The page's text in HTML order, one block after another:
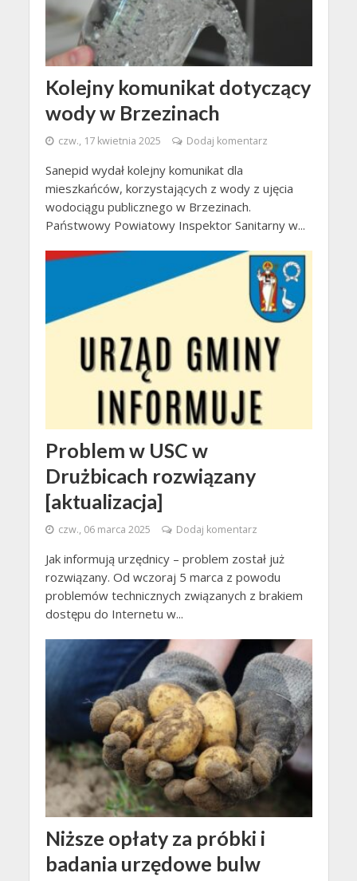
Kolejny komunikat dotyczący
wody w Brzezinach
czw., 17 kwietnia 2025 Dodaj komentarz
Sanepid wydał kolejny komunikat dla
mieszkańców, korzystających z wody z ujęcia
wodociągu publicznego w Brzezinach.
Państwowy Powiatowy Inspektor Sanitarny w...
Problem w USC w
Drużbicach rozwiązany
[aktualizacja]
czw., 06 marca 2025 Dodaj komentarz
Jak informują urzędnicy – problem został już
rozwiązany. Od wczoraj 5 marca z powodu
problemów technicznych związanych z brakiem
dostępu do Internetu w...
Niższe opłaty za próbki i
badania urzędowe bulw